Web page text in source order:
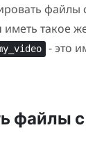
файлы
иметь такое
- это
файлы